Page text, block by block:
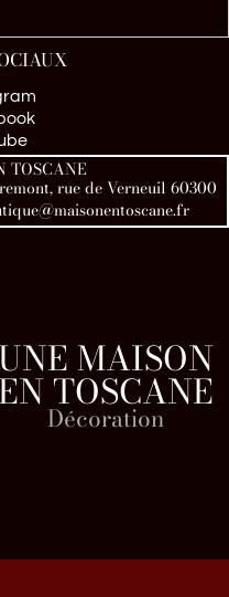
TOSCANE
rue de Verneuil 60300
UNE MAISON
EN TOSCANE
Décoration